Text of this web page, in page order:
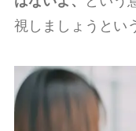
視しましょうとい